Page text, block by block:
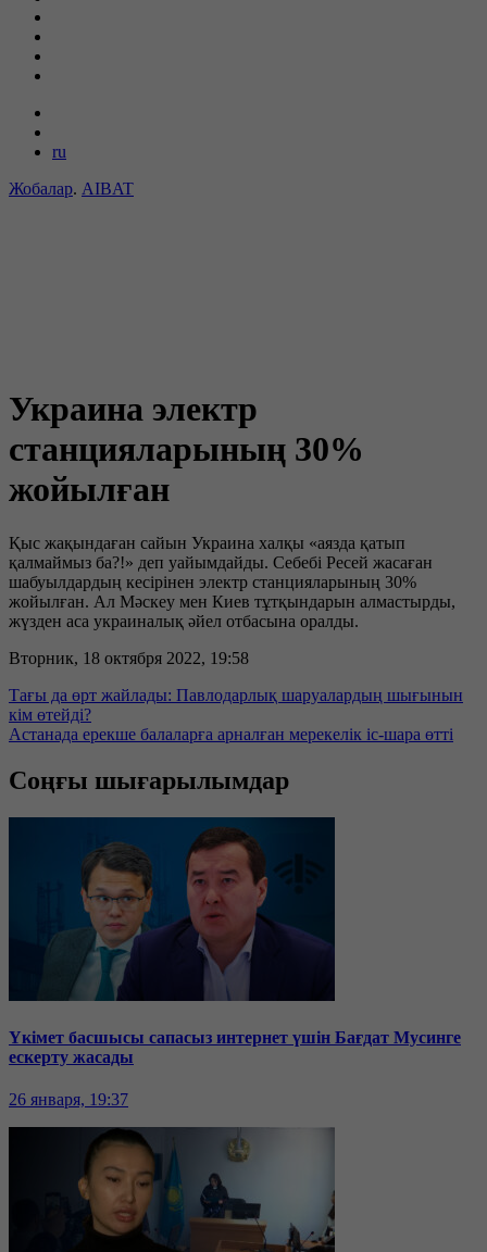
ru
Жобалар. AIBAT
Украина электр
станцияларының 30%
жойылған
Қыс жақындаған сайын Украина халқы «аязда қатып
қалмаймыз ба?!» деп уайымдайды. Себебі Ресей жасаған
шабуылдардың кесірінен электр станцияларының 30%
жойылған. Ал Мәскеу мен Киев тұтқындарын алмастырды,
жүзден аса украиналық әйел отбасына оралды.
Вторник, 18 октября 2022, 19:58
Тағы да өрт жайлады: Павлодарлық шаруалардың шығынын
кім өтейді?
Астанада ерекше балаларға арналған мерекелік іс-шара өтті
Соңғы шығарылымдар
Үкімет басшысы сапасыз интернет үшін Бағдат Мусинге
ескерту жасады
26 января, 19:37